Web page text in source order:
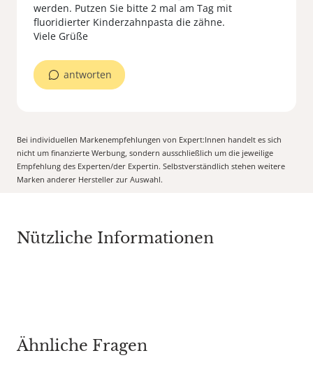
werden. Putzen Sie bitte 2 mal am Tag mit
fluoridierter Kinderzahnpasta die zähne.
Viele Grüße
antworten
Bei individuellen Markenempfehlungen von Expert:Innen handelt es sich
nicht um finanzierte Werbung, sondern ausschließlich um die jeweilige
Empfehlung des Experten/der Expertin. Selbstverständlich stehen weitere
Marken anderer Hersteller zur Auswahl.
Nützliche Informationen
Ähnliche Fragen